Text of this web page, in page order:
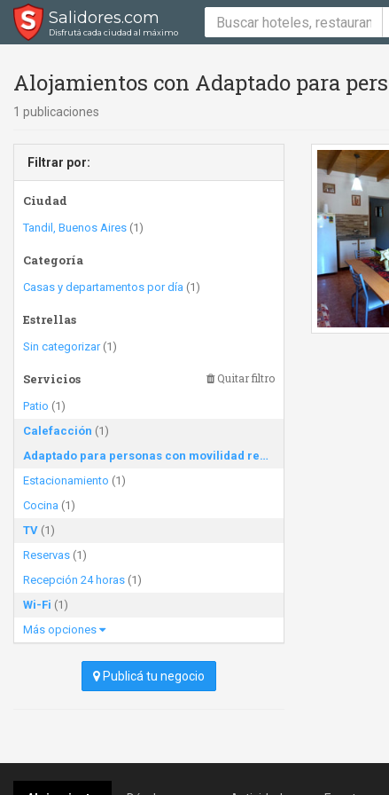
Salidores.com
Disfrutá cada ciudad al máximo
Alojamientos con Adaptado para
1 publicaciones
Filtrar por:
Ciudad
Tandil, Buenos Aires (1)
Categoría
Casas y departamentos por día (1)
Estrellas
Sin categorizar(1)
Servicios Quitar filtro
Patio (1)
Calefacción (1)
Adaptado para personas con movilidad reducida
Estacionamiento (1)
Cocina (1)
TV (1)
Reservas (1)
Recepción 24 horas (1)
Wi-Fi (1)
Más opciones
Publicá tu negocio